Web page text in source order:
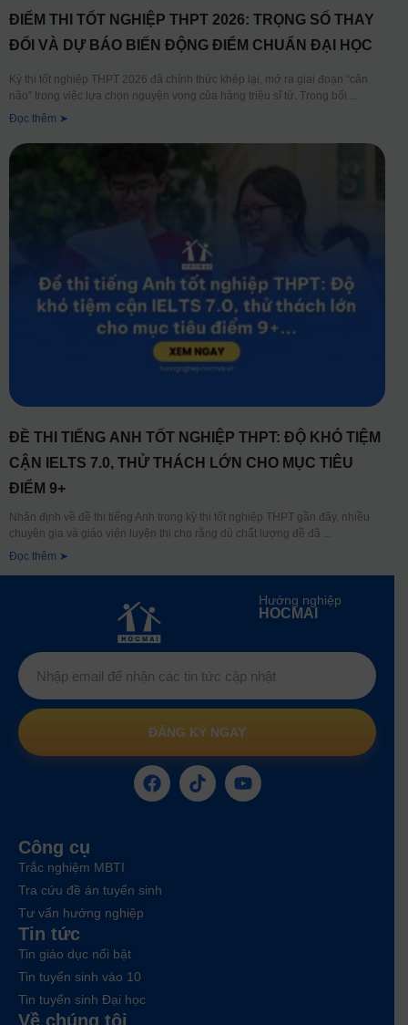
ĐIỂM THI TỐT NGHIỆP THPT 2026: TRỌNG SỐ THAY
ĐỔI VÀ DỰ BÁO BIẾN ĐỘNG ĐIỂM CHUẨN ĐẠI HỌC
Kỳ thi tốt nghiệp THPT 2026 đã chính thức khép lại, mở ra giai đoạn “cân
não” trong việc lựa chọn nguyện vọng của hàng triệu sĩ tử. Trong bối
Đọc thêm ➤
ĐỀ THI TIẾNG ANH TỐT NGHIỆP THPT: ĐỘ KHÓ TIỆM
CẬN IELTS 7.0, THỬ THÁCH LỚN CHO MỤC TIÊU
ĐIỂM 9+
Nhận định về đề thi tiếng Anh trong kỳ thi tốt nghiệp THPT gần đây, nhiều
chuyên gia và giáo viên luyện thi cho rằng dù chất lượng đề đã
Đọc thêm ➤
Hướng nghiệp
HOCMAI
ĐĂNG KÝ NGAY
Công cụ
Trắc nghiệm MBTI
Tra cứu đề án tuyển sinh
Tư vấn hướng nghiệp
Tin tức
Tin giáo dục nổi bật
Tin tuyển sinh vào 10
Tin tuyển sinh Đại học
Về chúng tôi